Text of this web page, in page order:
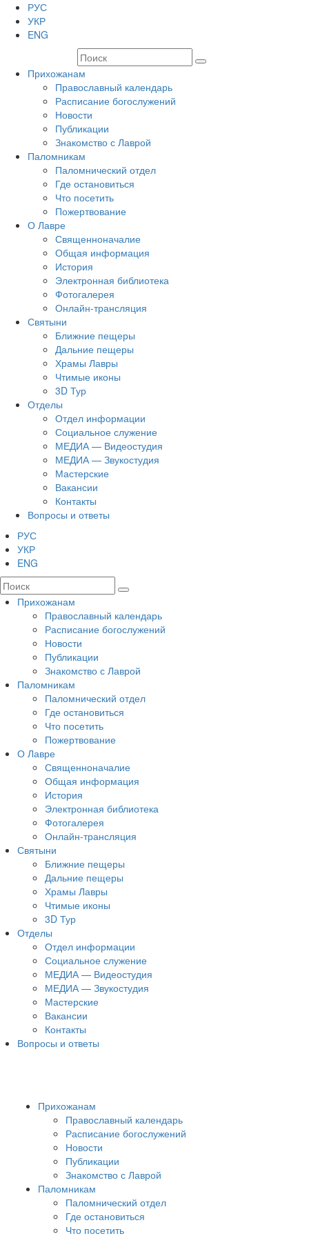
РУС
УКР
ENG
Прихожанам
Православный календарь
Расписание богослужений
Новости
Публикации
Знакомство с Лаврой
Паломникам
Паломнический отдел
Где остановиться
Что посетить
Пожертвование
О Лавре
Священноначалие
Общая информация
История
Электронная библиотека
Фотогалерея
Онлайн-трансляция
Святыни
Ближние пещеры
Дальние пещеры
Храмы Лавры
Чтимые иконы
3D Тур
Отделы
Отдел информации
Социальное служение
МЕДИА — Видеостудия
МЕДИА — Звукостудия
Мастерские
Вакансии
Контакты
Вопросы и ответы
РУС
УКР
ENG
Прихожанам
Православный календарь
Расписание богослужений
Новости
Публикации
Знакомство с Лаврой
Паломникам
Паломнический отдел
Где остановиться
Что посетить
Пожертвование
О Лавре
Священноначалие
Общая информация
История
Электронная библиотека
Фотогалерея
Онлайн-трансляция
Святыни
Ближние пещеры
Дальние пещеры
Храмы Лавры
Чтимые иконы
3D Тур
Отделы
Отдел информации
Социальное служение
МЕДИА — Видеостудия
МЕДИА — Звукостудия
Мастерские
Вакансии
Контакты
Вопросы и ответы
Прихожанам
Православный календарь
Расписание богослужений
Новости
Публикации
Знакомство с Лаврой
Паломникам
Паломнический отдел
Где остановиться
Что посетить